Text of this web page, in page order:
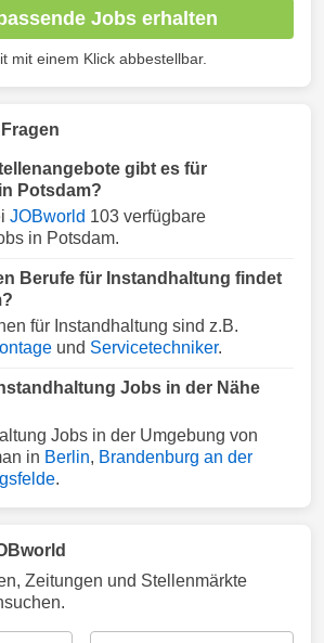
Jobs erhalten
mit einem Klick abbestellbar.
gibt es für
Potsdam?
JOBworld 103 verfügbare
in Potsdam.
Berufe für Instandhaltung findet
für Instandhaltung sind z.B.
und Servicetechniker.
Jobs in der Nähe
Jobs in der Umgebung von
in Berlin, Brandenburg an der
.
Zeitungen und Stellenmärkte